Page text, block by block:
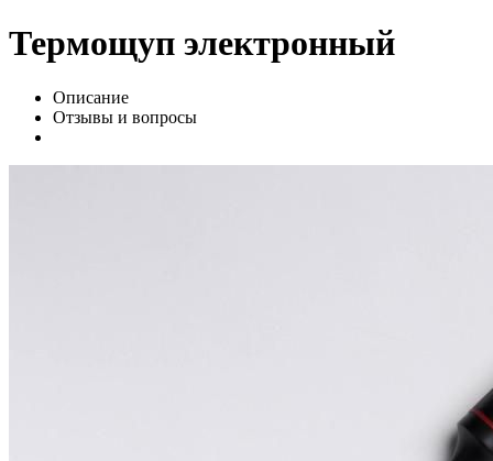
Термощуп электронный
Описание
Отзывы и вопросы